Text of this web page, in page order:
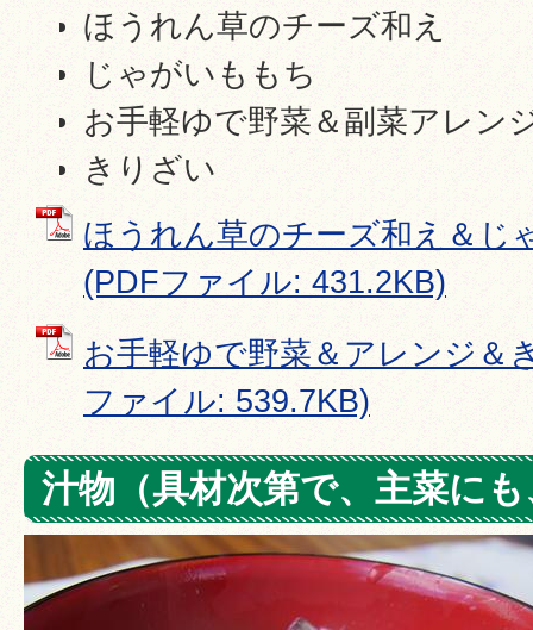
ほうれん草のチーズ和え
じゃがいももち
お手軽ゆで野菜＆副菜アレン
きりざい
ほうれん草のチーズ和え＆じ
(PDFファイル: 431.2KB)
お手軽ゆで野菜＆アレンジ＆
ファイル: 539.7KB)
汁物（具材次第で、主菜に